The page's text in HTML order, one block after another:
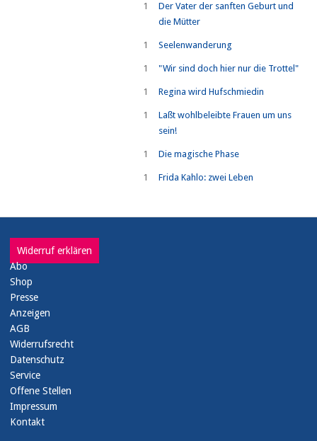
1
Der Vater der sanften Geburt und
die Mütter
1 Seelenwanderung
1 "Wir sind doch hier nur die Trottel"
1 Regina wird Hufschmiedin
1
Laßt wohlbeleibte Frauen um uns
sein!
1 Die magische Phase
1 Frida Kahlo: zwei Leben
Widerruf erklären
Abo
Shop
Presse
Anzeigen
AGB
Widerrufsrecht
Datenschutz
Service
Offene Stellen
Impressum
Kontakt